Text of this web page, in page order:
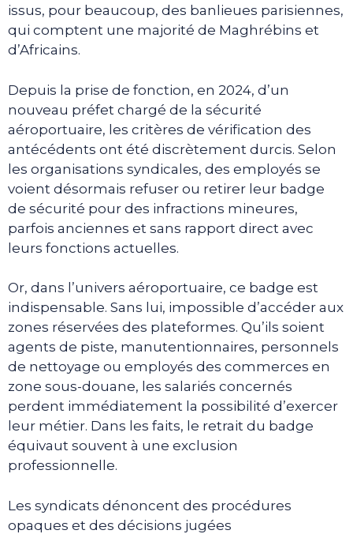
issus, pour beaucoup, des banlieues parisiennes,
qui comptent une majorité de Maghrébins et
d’Africains.
Depuis la prise de fonction, en 2024, d’un
nouveau préfet chargé de la sécurité
aéroportuaire, les critères de vérification des
antécédents ont été discrètement durcis. Selon
les organisations syndicales, des employés se
voient désormais refuser ou retirer leur badge
de sécurité pour des infractions mineures,
parfois anciennes et sans rapport direct avec
leurs fonctions actuelles.
Or, dans l’univers aéroportuaire, ce badge est
indispensable. Sans lui, impossible d’accéder aux
zones réservées des plateformes. Qu’ils soient
agents de piste, manutentionnaires, personnels
de nettoyage ou employés des commerces en
zone sous-douane, les salariés concernés
perdent immédiatement la possibilité d’exercer
leur métier. Dans les faits, le retrait du badge
équivaut souvent à une exclusion
professionnelle.
Les syndicats dénoncent des procédures
opaques et des décisions jugées